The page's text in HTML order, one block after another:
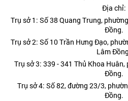
Địa chỉ:
Trụ sở 1: Số 38 Quang Trung,
Đồng.
Trụ sở 2: Số 10 Trần Hưng Đạo,
Lâm
Trụ sở 3: 339 - 341 Thủ Khoa
Đồng.
Trụ sở 4: Số 82, đường 23/3,
Đồng.